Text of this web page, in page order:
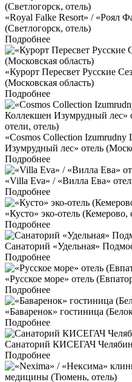
«Royal Falke Resort» / «Роял
(Светлогорск, отель)
Подробнее
«Курорт Пересвет Русские
(Московская область)
Подробнее
«Cosmos Collection
Изумрудный лес» отель
Подробнее
«Villa Eva» / «Вилла Ева»
Подробнее
«Кусто» эко-отель (Кемерово,
Подробнее
Санаторий «Удельная»
Подробнее
«Русское море» отель
Подробнее
«Баваренок» гостиница
Подробнее
Санаторий КИСЕГАЧ
Подробнее